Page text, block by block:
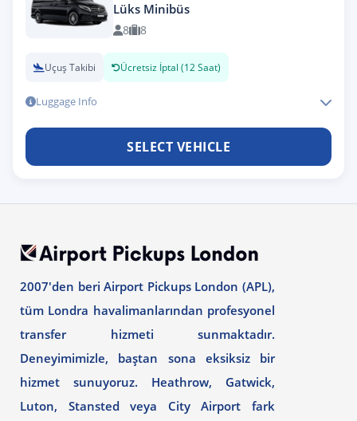
Lüks Minibüs
8 8
Uçuş Takibi Ücretsiz İptal (12 Saat)
Luggage Info
SELECT VEHICLE
2007'den beri Airport Pickups London (APL),
tüm Londra havalimanlarından profesyonel
transfer hizmeti sunmaktadır.
Deneyimimizle, baştan sona eksiksiz bir
hizmet sunuyoruz. Heathrow, Gatwick,
Luton, Stansted veya City Airport fark